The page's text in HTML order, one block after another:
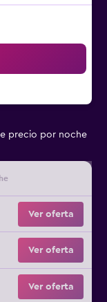
precio por noche
Ver oferta
Ver oferta
Ver oferta